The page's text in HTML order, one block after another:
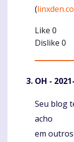
(
Like 0
Dislike 0
OH -
Seu blog
acho
em